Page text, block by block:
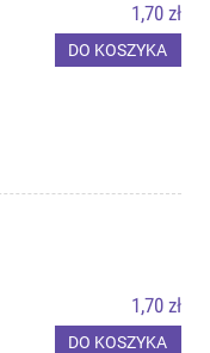
1,70 zł
DO KOSZYKA
1,70 zł
DO KOSZYKA